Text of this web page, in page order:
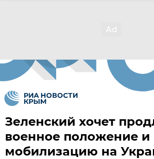
Зеленский хочет
военное положение и
мобилизацию на